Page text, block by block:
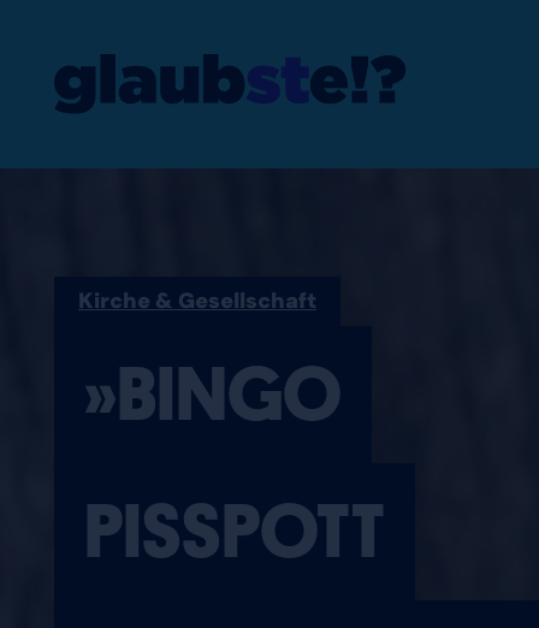
Kirche & Gesellschaft
»BINGO
»BINGO
PISSPOTT